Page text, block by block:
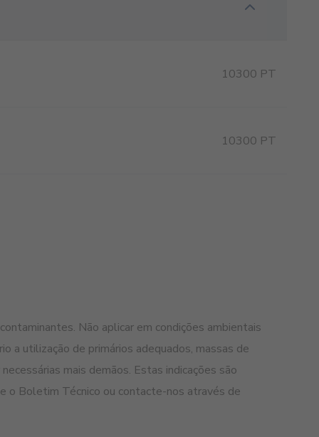
10300 PT
10300 PT
Não aplicar em condições ambientais
a utilização de primários adequados, massas de
mais demãos. Estas indicações são
o Boletim Técnico ou contacte-nos através de